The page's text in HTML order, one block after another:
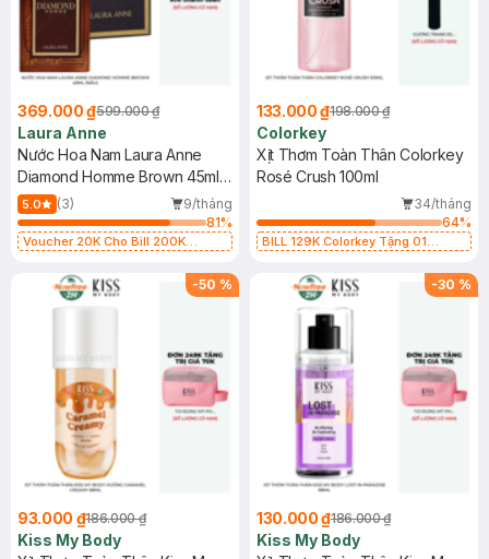
369.000 ₫599.000 ₫
Laura Anne
Nước Hoa Nam Laura Anne
Diamond Homme Brown 45ml
(Nâu)
5.0 (3)
9/tháng
81%
Voucher 20K Cho Bill 200K
Gennie, Parision (SL có hạn)
133.000 ₫198.000 ₫
Colorkey
Xịt Thơm Toàn Thân Colorkey
Rosé Crush 100ml
34/tháng
64%
BILL 129K Colorkey Tặng 01
có hạn)
-50 %
93.000 ₫186.000 ₫
Kiss My Body
-30 %
130.000 ₫186.000 ₫
Kiss My Body